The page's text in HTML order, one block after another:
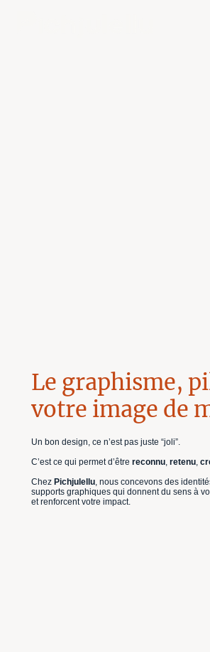
Le graphisme,
votre image de
Un bon design, ce n’est pas juste “joli”.
C’est ce qui permet d’être reconnu, retenu,
Chez Pichjulellu, nous concevons des
supports graphiques qui donnent du sens à
et renforcent votre impact.